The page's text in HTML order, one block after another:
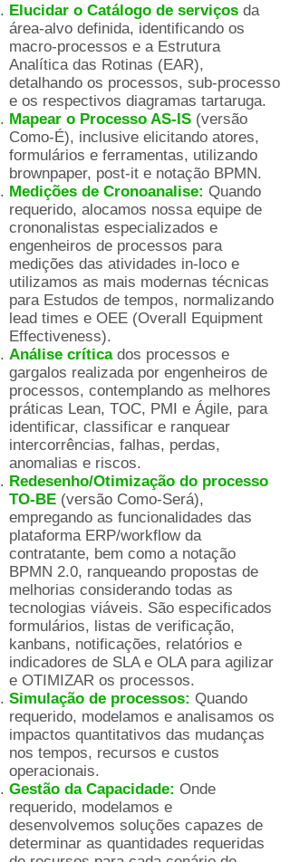
Elucidar o Catálogo de serviços da
área-alvo definida, identificando os
macro-processos e a Estrutura
Analítica das Rotinas (EAR),
detalhando os processos, sub-processo
e os respectivos diagramas tartaruga.
Mapear o Processo AS-IS (versão
Como-É), inclusive elicitando atores,
formulários e ferramentas, utilizando
brownpaper, post-it e notação BPMN.
Medições de Cronoanalise: Quando
requerido, alocamos nossa equipe de
crononalistas especializados e
engenheiros de processos para
medições das atividades in-loco e
utilizamos as mais modernas técnicas
para Estudos de tempos, normalizando
lead times e OEE (Overall Equipment
Effectiveness).
Análise críticados processos e
gargalos realizada por engenheiros de
processos, contemplando as melhores
práticas Lean, TOC, PMI e Ágile, para
identificar, classificar e ranquear
intercorrências, falhas, perdas,
anomalias e riscos.
Redesenho/Otimização do processo
TO-BE (versão Como-Será),
empregando as funcionalidades das
plataforma ERP/workflow da
contratante, bem como a notação
BPMN 2.0, ranqueando propostas de
melhorias considerando todas as
tecnologias viáveis. São especificados
formulários, listas de verificação,
kanbans, notificações, relatórios e
indicadores de SLA e OLA para agilizar
e OTIMIZAR os processos.
Simulação de processos: Quando
requerido, modelamos e analisamos os
impactos quantitativos das mudanças
nos tempos, recursos e custos
operacionais.
Gestão da Capacidade: Onde
requerido, modelamos e
desenvolvemos soluções capazes de
determinar as quantidades requeridas